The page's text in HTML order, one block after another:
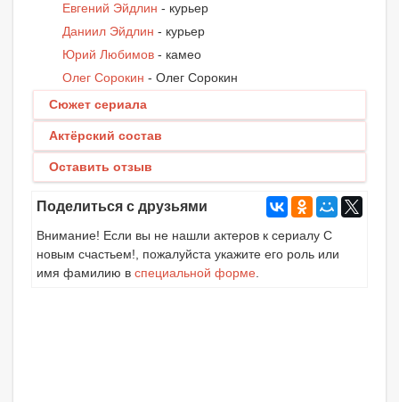
Евгений Эйдлин - курьер
Даниил Эйдлин - курьер
Юрий Любимов - камео
Олег Сорокин - Олег Сорокин
Сюжет сериала
Актёрский состав
Оставить отзыв
Поделиться с друзьями
Внимание! Если вы не нашли актеров к сериалу С
новым счастьем!, пожалуйста укажите его роль или
имя фамилию в специальной форме